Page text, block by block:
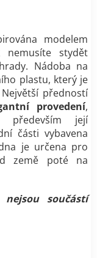
modelem
stydět
Nádoba na
plastu, který je
předností
provedení,
její
části vybavena
je určena pro
země poté na
součástí